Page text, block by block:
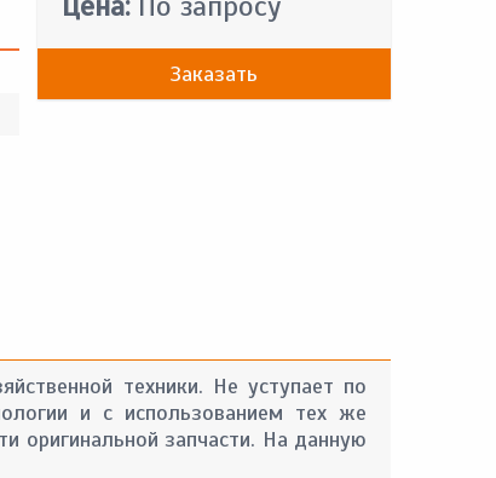
Заказать
техники. Не уступает по
и с использованием тех же
оригинальной запчасти. На данную